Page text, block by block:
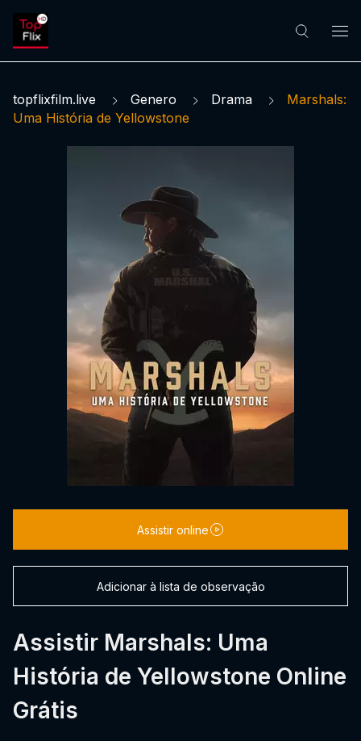
topflixfilm.live Genero Drama
Marshals:
Uma História de Yellowstone
Assistir Marshals: Uma
História de Yellowstone Online
Grátis
Assistir online
Adicionar à lista de observação